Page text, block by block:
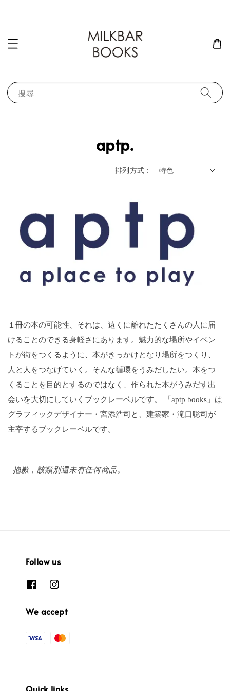
搜尋
aptp.
排列方式 :
１冊の本の可能性、それは、遠くに離れたたくさんの人に届
けることのできる身軽さにあります。魅力的な場所やイベン
トが街をつくるように、本がきっかけとなり場所をつくり、
人と人をつなげていく。そんな循環をうみだしたい。本をつ
くることを目的とするのではなく、作られた本がうみだす出
会いを大切にしていくブックレーベルです。
「aptp books」は
グラフィックデザイナー・宮添浩司と、建築家・滝口聡司が
主宰するブックレーベルです。
抱歉，該類別還未有任何商品。
Follow us
We accept
Quick links